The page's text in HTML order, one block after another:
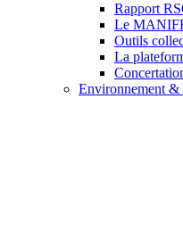
Rapport
Le
Outils
La
Environnement &